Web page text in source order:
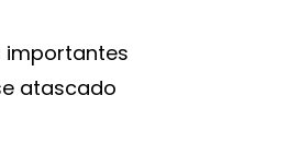
importantes
atascado